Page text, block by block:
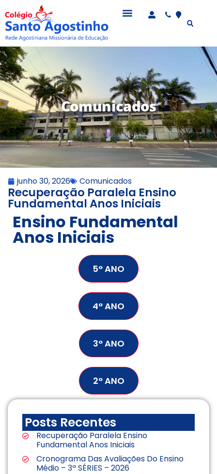
Comunicados
junho 30, 2026 Comunicados
Recuperação Paralela Ensino
Fundamental Anos Iniciais
Ensino Fundamental
Anos Iniciais
5° ANO
4° ANO
3° ANO
2° ANO
Posts Recentes
Recuperação Paralela Ensino
Fundamental Anos Iniciais
Cronograma Das Avaliações Do Ensino
Médio – 3ª SÉRIES – 2026